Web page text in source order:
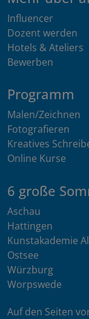
Influencer
Dozent werden
Hotels & Ateliers
Bewerben
Programm
Malen/Zeichnen
Fotografieren
Kreatives
Online Kurse
6 große
Aschau
Hattingen
Kunstakademie
Ostsee
Würzburg
Worpswede
Auf den Seiten